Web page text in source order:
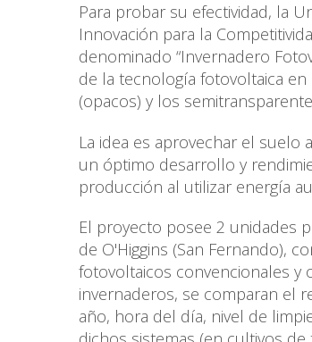
Para probar su efectividad, la
Innovación para la
denominado “Invernadero
de la tecnología fotovoltaica
(opacos) y los
La idea es aprovechar el suelo
un óptimo desarrollo y
producción al utilizar energía
El proyecto posee 2 unidades
de O'Higgins (San Fernando),
fotovoltaicos convencionales y
invernaderos, se comparan el
año, hora del día, nivel de